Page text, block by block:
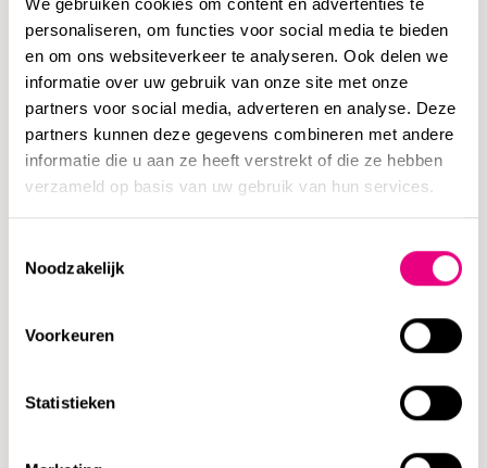
We gebruiken cookies om content en advertenties te
personaliseren, om functies voor social media te bieden
en om ons websiteverkeer te analyseren. Ook delen we
informatie over uw gebruik van onze site met onze
partners voor social media, adverteren en analyse. Deze
partners kunnen deze gegevens combineren met andere
informatie die u aan ze heeft verstrekt of die ze hebben
verzameld op basis van uw gebruik van hun services.
Noodzakelijk
Voorkeuren
Statistieken
studenten oefenen we aan de hand van rollenspellen hoe
juridische en psychologische aspecten samengaan. Een
win-winsituatie: zij horen praktijkvoorbeelden en ik houd
de dogmatische ontwikkelingen bij.”
Rechtsgebiedenregister:
Bart Prinsen heeft in het rechtsgebiedenregister van de
Nederlandse orde van advocaten de volgende hoofd- (en
(Bestuurdersaansprakelijkheid, vennootschappen,
(faillissement en surseance). Op grond van deze
normen van de Nederlandse orde van advocaten tien